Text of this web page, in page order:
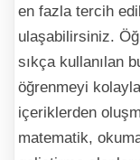
en fazla tercih
ulaşabilirsiniz.
sıkça kullanılan
öğrenmeyi
içeriklerden
matematik,